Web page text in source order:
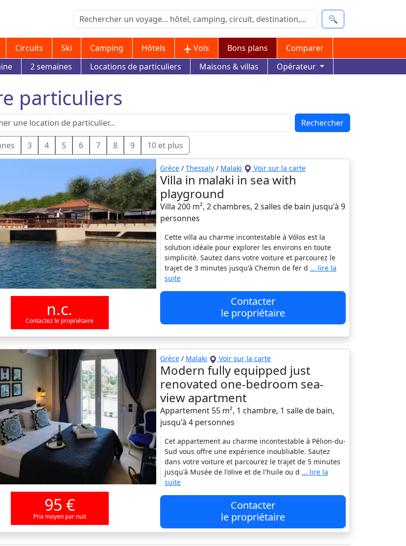
🔍
Circuits Ski Camping Hôtels Vols Bons plans
Comparer
2 semaines Locations de particuliers Maisons & villas Opérateur
particuliers
Rechercher
3 4 5 6 7 8 9 10 et plus
n.c.
Contactez le propriétaire
Grèce / Thessaly / Malaki Voir sur la carte
Villa in malaki in sea with
playground
Villa 200 m², 2 chambres, 2 salles de bain jusqu'à 9
personnes
Cette villa au charme incontestable à Vólos est la
solution idéale pour explorer les environs en toute
simplicité. Sautez dans votre voiture et parcourez le
trajet de 3 minutes jusqu'à Chemin de fer d ... lire la
suite
Contacter
le propriétaire
95 €
Prix moyen par nuit
Grèce / Malaki Voir sur la carte
Modern fully equipped just
renovated one-bedroom sea-
view apartment
Appartement 55 m², 1 chambre, 1 salle de bain,
jusqu'à 4 personnes
Cet appartement au charme incontestable à Pélion-du-
Sud vous offre une expérience inoubliable. Sautez
dans votre voiture et parcourez le trajet de 5 minutes
jusqu'à Musée de l'olive et de l'huile ou d ... lire la
suite
Contacter
le propriétaire